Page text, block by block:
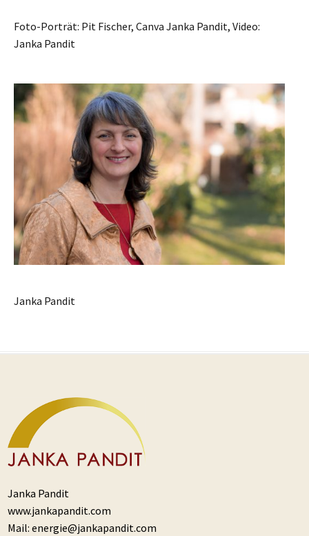
Foto-Porträt: Pit Fischer, Canva Janka Pandit, Video:
Janka Pandit
Janka Pandit
Janka Pandit
www.jankapandit.com
Mail:energie@jankapandit.com